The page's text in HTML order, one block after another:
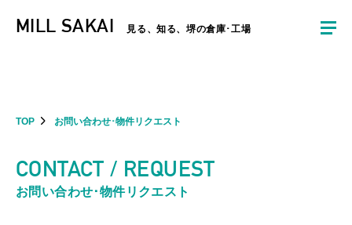
だきます。ご不便をおかけしますがよろしくお願いします。
MILL SAKAI 見る、知る、堺の倉庫･工場
TOP お問い合わせ･物件リクエスト
CONTACT / REQUEST
お問い合わせ･物件リクエスト